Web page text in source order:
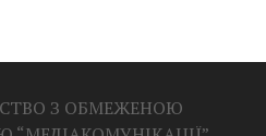
З ОБМЕЖЕНОЮ